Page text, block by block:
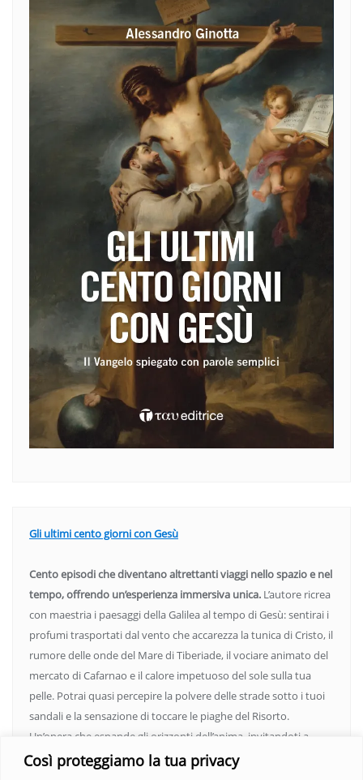
Così proteggiamo la tua privacy
Gli ultimi cento giorni con Gesù
Cento episodi che diventano altrettanti viaggi nello spazio e nel
tempo, offrendo un’esperienza immersiva unica. L’autore ricrea
con maestria i paesaggi della Galilea al tempo di Gesù: sentirai i
profumi trasportati dal vento che accarezza la tunica di Cristo, il
rumore delle onde del Mare di Tiberiade, il vociare animato del
mercato di Cafarnao e il calore impetuoso del sole sulla tua
pelle. Potrai quasi percepire la polvere delle strade sotto i tuoi
sandali e la sensazione di toccare le piaghe del Risorto.
Un’opera che espande gli orizzonti dell’anima, invitandoti a
vedere oltre i confini del conosciuto. Scopri un mondo in cui